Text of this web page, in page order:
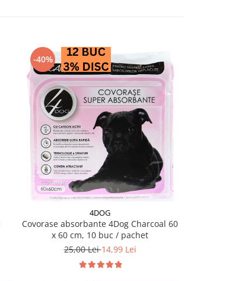
-40%
4DOG
Covorase absorbante 4Dog Charcoal 60
x 60 cm, 10 buc / pachet
25,00 Lei14,99 Lei